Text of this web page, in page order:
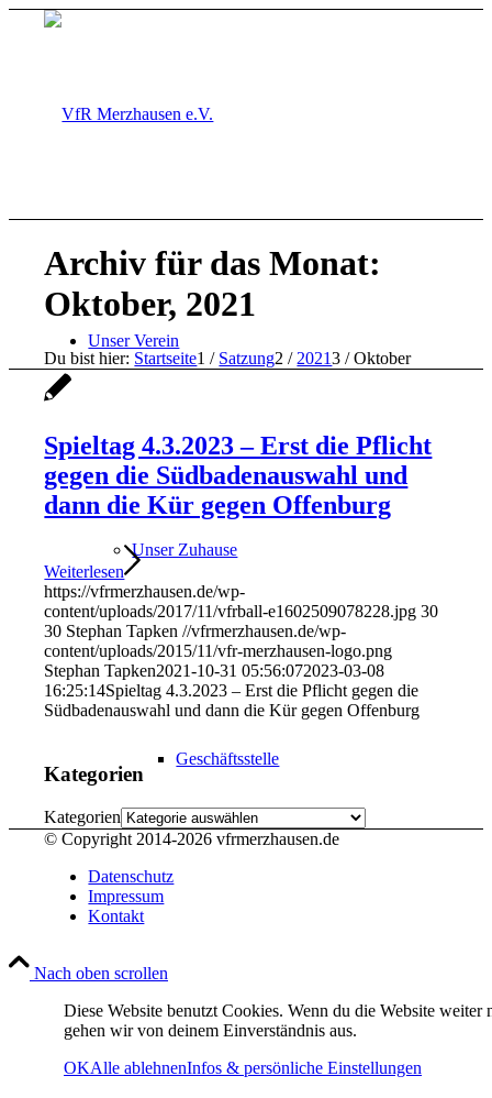
Unser Verein
Unser Zuhause
Geschäftsstelle
Archiv für das Monat:
Oktober, 2021
Du bist hier: Startseite1 / Satzung2 / 20213 / Oktober
Spieltag 4.3.2023 – Erst die Pflicht
gegen die Südbadenauswahl und
dann die Kür gegen Offenburg
Weiterlesen
https://vfrmerzhausen.de/wp-
content/uploads/2017/11/vfrball-e1602509078228.jpg 30
30 Stephan Tapken //vfrmerzhausen.de/wp-
content/uploads/2015/11/vfr-merzhausen-logo.png
Stephan Tapken2021-10-31 05:56:072023-03-08
16:25:14Spieltag 4.3.2023 – Erst die Pflicht gegen die
Südbadenauswahl und dann die Kür gegen Offenburg
Kategorien
Kategorien
© Copyright 2014-2026 vfrmerzhausen.de
Datenschutz
Impressum
Kontakt
Nach oben scrollen
Diese Website benutzt Cookies. Wenn du die Website weiter
gehen wir von deinem Einverständnis aus.
OKAlle ablehnenInfos & persönliche Einstellungen